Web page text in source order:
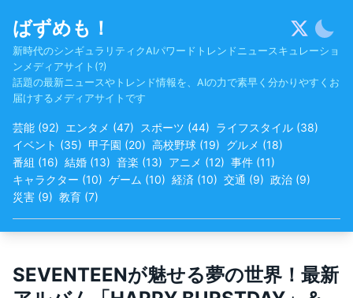
content
ばずめも！
新時代のシンギュラリティクAIパワードトレンドニュースキュレーショ
ンメディアサイト(?)
話題の最新ニュースやトレンド情報を、AIの力で素早く分かりやすくお
届けするメディアサイトです
芸能 (92) エンタメ (47) スポーツ (44) ライフスタイル (38)
イベント (35) 甲子園 (20) 高校野球 (19) グルメ (18)
番組 (16) 結婚 (13) 音楽 (13) アニメ (12) 事件 (11)
キャラクター (10) ゲーム (10) 経済 (10) 交通 (9) 政治 (9)
災害 (9) 教育 (7)
SEVENTEENが魅せる夢の世界！最新